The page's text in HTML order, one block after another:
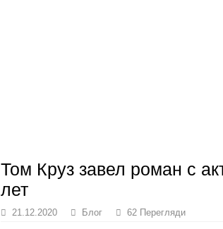
Том Круз завел роман с
лет
21.12.2020 Блог 62 Перегляди